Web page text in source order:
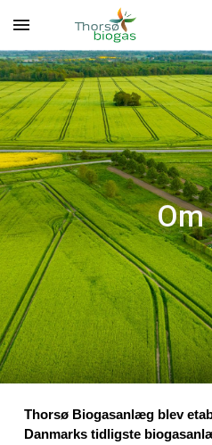
Skip to main content
Om
Thorsø Biogasanlæg blev
Danmarks tidligste